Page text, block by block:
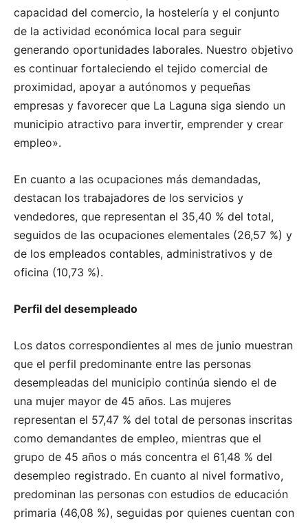
capacidad del comercio, la hostelería y el conjunto
de la actividad económica local para seguir
generando oportunidades laborales. Nuestro objetivo
es continuar fortaleciendo el tejido comercial de
proximidad, apoyar a autónomos y pequeñas
empresas y favorecer que La Laguna siga siendo un
municipio atractivo para invertir, emprender y crear
empleo».
En cuanto a las ocupaciones más demandadas,
destacan los trabajadores de los servicios y
vendedores, que representan el 35,40 % del total,
seguidos de las ocupaciones elementales (26,57 %) y
de los empleados contables, administrativos y de
oficina (10,73 %).
Perfil del desempleado
Los datos correspondientes al mes de junio muestran
que el perfil predominante entre las personas
desempleadas del municipio continúa siendo el de
una mujer mayor de 45 años. Las mujeres
representan el 57,47 % del total de personas inscritas
como demandantes de empleo, mientras que el
grupo de 45 años o más concentra el 61,48 % del
desempleo registrado. En cuanto al nivel formativo,
predominan las personas con estudios de educación
primaria (46,08 %), seguidas por quienes cuentan con